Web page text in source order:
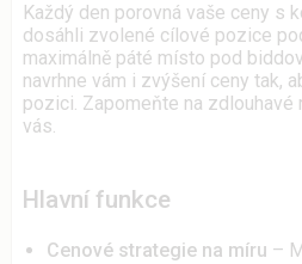
Každý den porovná vaše ceny s
dosáhli zvolené cílové pozice
maximálně páté místo pod
navrhne vám i zvýšení ceny tak,
pozici. Zapomeňte na zdlouhavé
vás.
Hlavní funkce
Cenové strategie na míru –